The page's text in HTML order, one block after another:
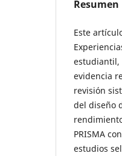
Resumen
Este
estudiantil,
evidencia
revisión
del diseño
PRISMA
estudios